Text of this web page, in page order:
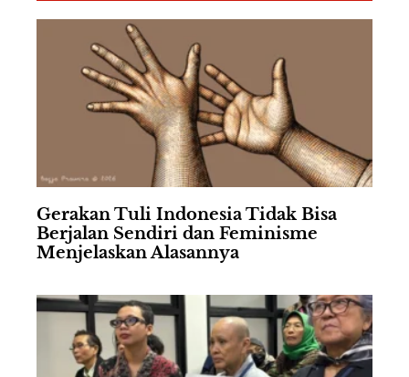
Gerakan Tuli Indonesia Tidak Bisa
Berjalan Sendiri dan Feminisme
Menjelaskan Alasannya